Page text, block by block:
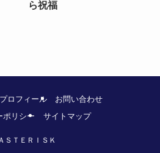
ら祝福
ロフィール
お問い合わせ
ポリシー
サイトマップ
ＡＳＴＥＲＩＳＫ